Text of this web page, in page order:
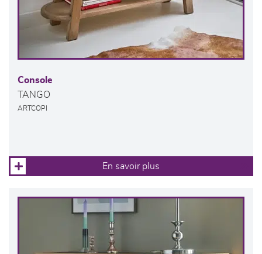
Console
TANGO
ARTCOPI
En savoir plus